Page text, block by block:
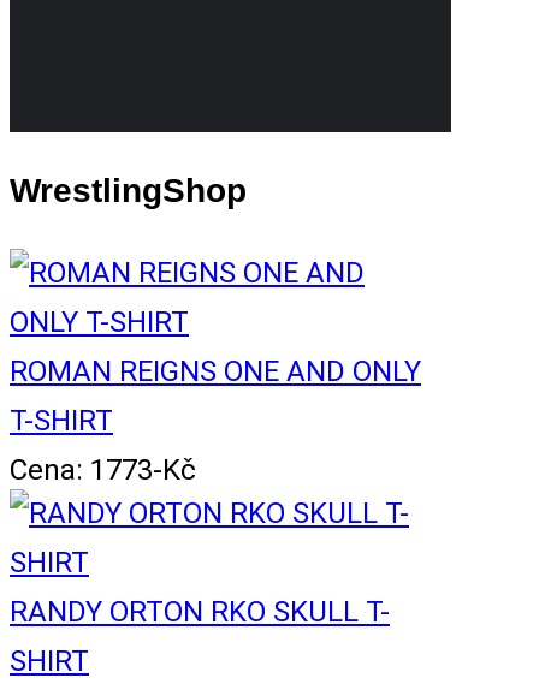
WrestlingShop
ROMAN REIGNS ONE AND ONLY
T-SHIRT
Cena: 1773-Kč
RANDY ORTON RKO SKULL T-
SHIRT